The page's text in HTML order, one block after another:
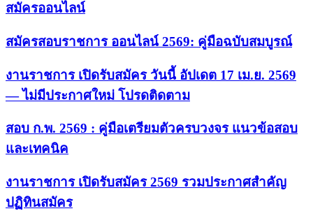
สมัครออนไลน์
สมัครสอบราชการ ออนไลน์ 2569: คู่มือฉบับสมบูรณ์
งานราชการ เปิดรับสมัคร วันนี้ อัปเดต 17 เม.ย. 2569
— ไม่มีประกาศใหม่ โปรดติดตาม
สอบ ก.พ. 2569 : คู่มือเตรียมตัวครบวงจร แนวข้อสอบ
และเทคนิค
งานราชการ เปิดรับสมัคร 2569 รวมประกาศสำคัญ
ปฏิทินสมัคร